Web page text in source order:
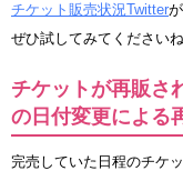
チケット販売状況Twitter
ぜひ試してみてください
チケットが再販さ
の日付変更による
完売していた日程のチケ